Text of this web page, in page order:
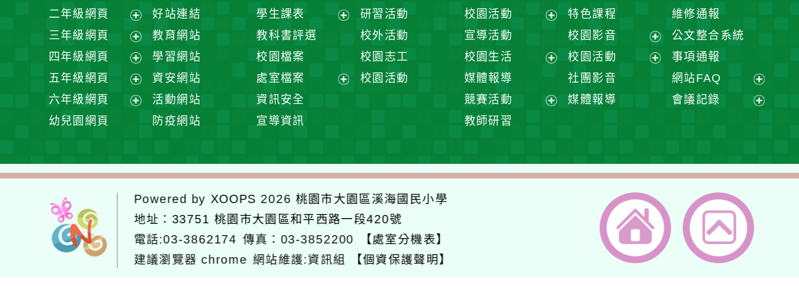
展
選
單
二年級網頁
展
選
單
三年級網頁
展
選
單
四年級網頁
展
開
選
五年級網頁
展
開
六年級網頁
單
幼兒園網頁
好站連結
教育網站
學習網站
資安網站
活動網站
防疫網站
學生課表
單
教科書評選
校園檔案
處室檔案
資訊安全
宣導資訊
研習活動
校外活動
校園志工
校園活動
展
單
校園活動
選
宣導活動
校園生活
選
媒體報導
競賽活動
單
教師研習
特色課程
校園影音
展
校園活動
社團影音
媒體報導
維修通報
公文整合系統
事項通報
網站FAQ
展
開
會議記錄
單
Powered by XOOPS 2026桃園市大園區溪海國民小學
地址： 33751 桃園市大園區和平西路一段420號
電話:03-3862174 傳真：03-3852200
【處室分機表】
建議瀏覽器 chrome 網站維護:資訊組 【個資保護聲明】